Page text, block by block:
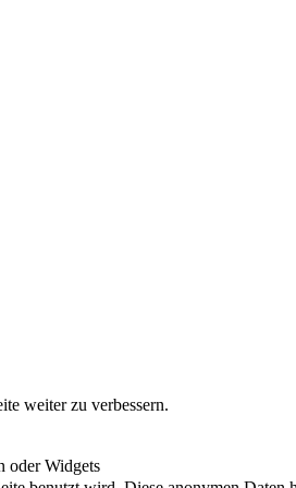
weiter zu verbessern.
oder Widgets